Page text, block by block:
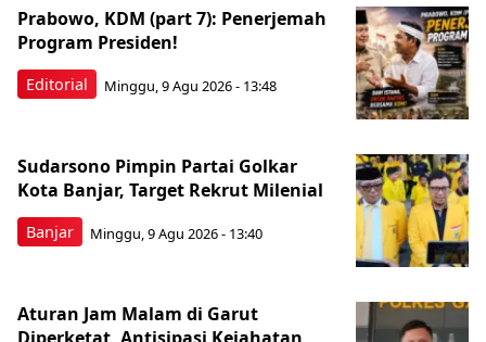
Editorial
Prabowo, KDM (part 7): Penerjemah
Program Presiden!
Minggu, 9 Agu 2026 - 13:48
Banjar
Sudarsono Pimpin Partai Golkar
Kota Banjar, Target Rekrut Milenial
Minggu, 9 Agu 2026 - 13:40
Aturan Jam Malam di Garut